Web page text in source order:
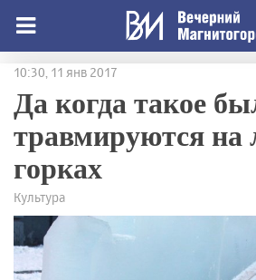
10:30, 11 янв 2017
Да когда такое
травмируются на
горках
Культура